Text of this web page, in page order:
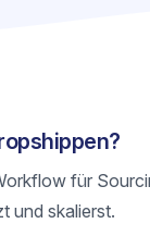
für
und skalierst.